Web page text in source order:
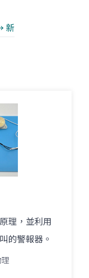
新
理，並利用
的警報器。
理